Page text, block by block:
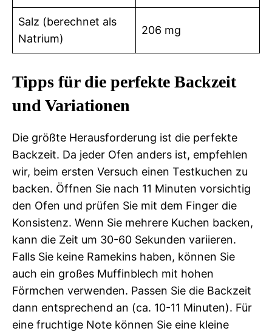
Salz (berechnet als
Natrium)
206 mg
Tipps für die perfekte Backzeit
und Variationen
Die größte Herausforderung ist die perfekte
Backzeit. Da jeder Ofen anders ist, empfehlen
wir, beim ersten Versuch einen Testkuchen zu
backen. Öffnen Sie nach 11 Minuten vorsichtig
den Ofen und prüfen Sie mit dem Finger die
Konsistenz. Wenn Sie mehrere Kuchen backen,
kann die Zeit um 30-60 Sekunden variieren.
Falls Sie keine Ramekins haben, können Sie
auch ein großes Muffinblech mit hohen
Förmchen verwenden. Passen Sie die Backzeit
dann entsprechend an (ca. 10-11 Minuten). Für
eine fruchtige Note können Sie eine kleine